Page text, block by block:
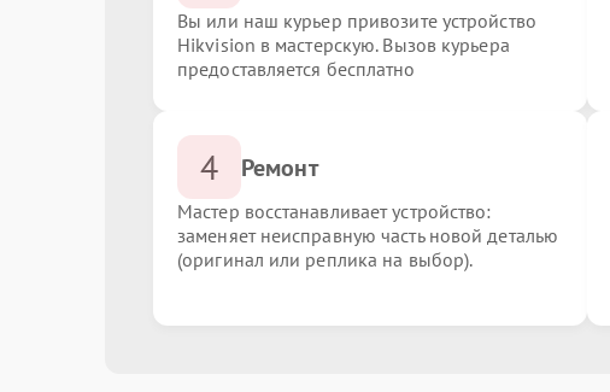
Вы или наш курьер привозите устройство
Hikvision в мастерскую. Вызов курьера
предоставляется бесплатно
4 Ремонт
Мастер восстанавливает устройство:
заменяет неисправную часть новой деталью
(оригинал или реплика на выбор).